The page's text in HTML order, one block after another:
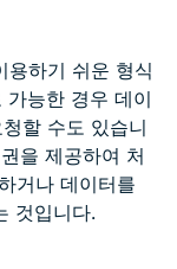
용하기 쉬운 형식
가능한 경우 데이
할 수도 있습니
을 제공하여 처
거나 데이터를
것입니다.